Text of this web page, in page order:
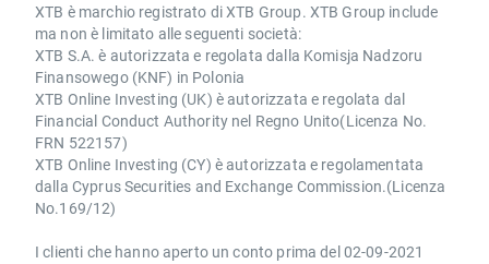
XTB è marchio registrato di XTB Group. XTB Group include
ma non è limitato alle seguenti società:
XTB S.A. è autorizzata e regolata dalla Komisja Nadzoru
Finansowego (KNF) in Polonia
XTB Online Investing (UK) è autorizzata e regolata dal
Financial Conduct Authority nel Regno Unito(Licenza No.
FRN 522157)
XTB Online Investing (CY) è autorizzata e regolamentata
dalla Cyprus Securities and Exchange Commission.(Licenza
No.169/12)
I clienti che hanno aperto un conto prima del 02-09-2021